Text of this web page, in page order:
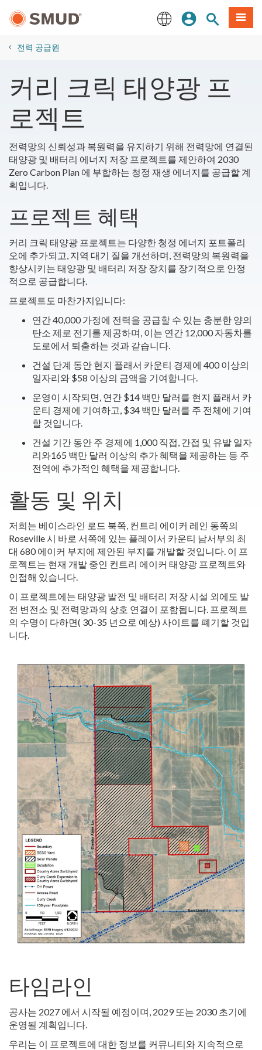
로그인사이트 검색
메뉴
​전력 공급원
커리 크릭 태양광 프
로젝트
전력망의 신뢰성과 복원력을 유지하기 위해 전력망에 연결된
태양광 및 배터리 에너지 저장 프로젝트를 제안하여 2030
Zero Carbon Plan 에 부합하는 청정 재생 에너지를 공급할 계
획입니다.
프로젝트 혜택
커리 크릭 태양광 프로젝트는 다양한 청정 에너지 포트폴리
오에 추가되고, 지역 대기 질을 개선하며, 전력망의 복원력을
향상시키는 태양광 및 배터리 저장 장치를 장기적으로 안정
적으로 공급합니다.
프로젝트도 마찬가지입니다:
연간 40,000 가정에 전력을 공급할 수 있는 충분한 양의
탄소 제로 전기를 제공하며, 이는 연간 12,000 자동차를
도로에서 퇴출하는 것과 같습니다.
건설 단계 동안 현지 플래서 카운티 경제에 400 이상의
일자리와 $58 이상의 금액을 기여합니다.
운영이 시작되면, 연간 $14 백만 달러를 현지 플래서 카
운티 경제에 기여하고, $34 백만 달러를 주 전체에 기여
할 것입니다.
건설 기간 동안 주 경제에 1,000 직접, 간접 및 유발 일자
리와165 백만 달러 이상의 추가 혜택을 제공하는 등 주
전역에 추가적인 혜택을 제공합니다.
활동 및 위치
저희는 베이스라인 로드 북쪽, 컨트리 에이커 레인 동쪽의
Roseville 시 바로 서쪽에 있는 플레이서 카운티 남서부의 최
대 680 에이커 부지에 제안된 부지를 개발할 것입니다. 이 프
로젝트는 현재 개발 중인 컨트리 에이커 태양광 프로젝트와
인접해 있습니다.
이 프로젝트에는 태양광 발전 및 배터리 저장 시설 외에도 발
전 변전소 및 전력망과의 상호 연결이 포함됩니다. 프로젝트
의 수명이 다하면( 30-35 년으로 예상) 사이트를 폐기할 것입
니다.
타임라인
공사는 2027 에서 시작될 예정이며, 2029 또는 2030 초기에
운영될 계획입니다.
우리는 이 프로젝트에 대한 정보를 커뮤니티와 지속적으로